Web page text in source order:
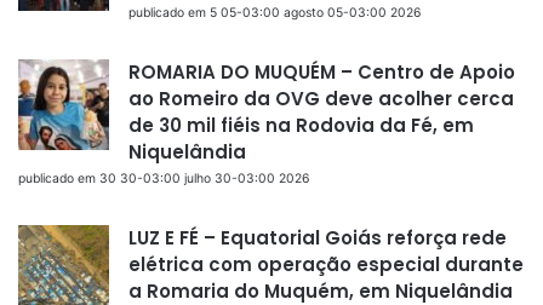
publicado em 5 05-03:00 agosto 05-03:00 2026
ROMARIA DO MUQUÉM – Centro de Apoio
ao Romeiro da OVG deve acolher cerca
de 30 mil fiéis na Rodovia da Fé, em
Niquelândia
publicado em 30 30-03:00 julho 30-03:00 2026
LUZ E FÉ – Equatorial Goiás reforça rede
elétrica com operação especial durante
a Romaria do Muquém, em Niquelândia